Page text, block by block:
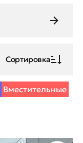
Сортировка
Вместительные